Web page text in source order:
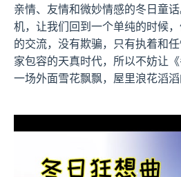
亲情、友情和微妙情感的冬日童
机，让我们回到一个单纯的时候
的交流，没有欺骗，只有执着和
家包容的天真时代，所以不妨让
一场​​外面雪花飘飘，屋里浪花滔滔​​